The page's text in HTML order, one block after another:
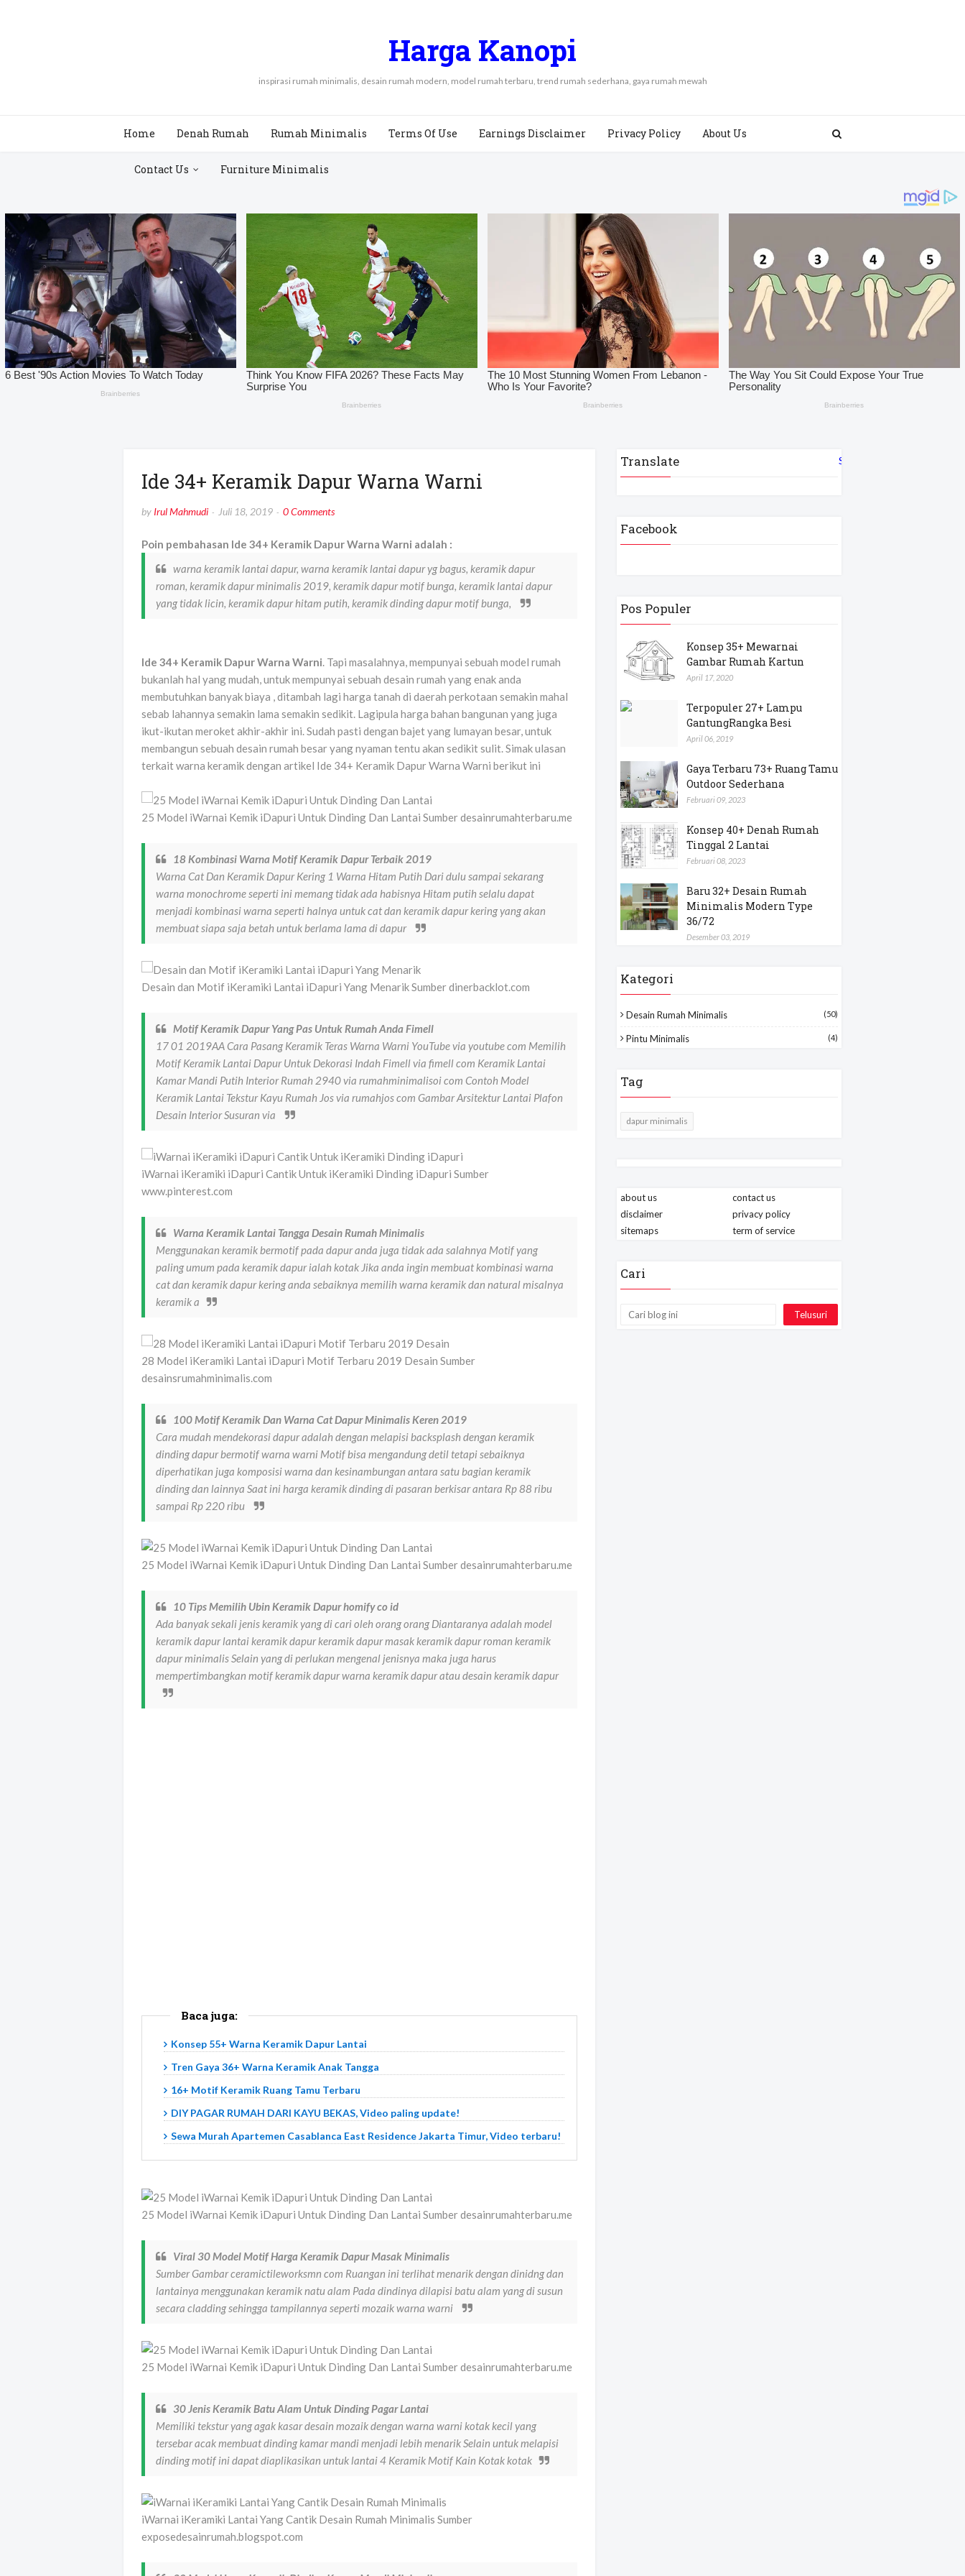
Harga Kanopi
inspirasi rumah minimalis, desain rumah modern, model rumah terbaru, trend rumah sederhana, gaya rumah mewah
Home Denah Rumah Rumah Minimalis Terms Of Use Earnings Disclaimer Privacy Policy About Us
Contact Us Furniture Minimalis
Ide 34+ Keramik Dapur Warna Warni
by Irul Mahmudi Juli 18, 2019 0 Comments
Poin pembahasan Ide 34+ Keramik Dapur Warna Warni adalah :
warna keramik lantai dapur, warna keramik lantai dapur yg bagus, keramik dapur
roman, keramik dapur minimalis 2019, keramik dapur motif bunga, keramik lantai dapur
yang tidak licin, keramik dapur hitam putih, keramik dinding dapur motif bunga,
Ide 34+ Keramik Dapur Warna Warni. Tapi masalahnya, mempunyai sebuah model rumah
bukanlah hal yang mudah, untuk mempunyai sebuah desain rumah yang enak anda
membutuhkan banyak biaya , ditambah lagi harga tanah di daerah perkotaan semakin mahal
sebab lahannya semakin lama semakin sedikit. Lagipula harga bahan bangunan yang juga
ikut-ikutan meroket akhir-akhir ini. Sudah pasti dengan bajet yang lumayan besar, untuk
membangun sebuah desain rumah besar yang nyaman tentu akan sedikit sulit. Simak ulasan
terkait warna keramik dengan artikel Ide 34+ Keramik Dapur Warna Warni berikut ini
25 Model iWarnai Kemik iDapuri Untuk Dinding Dan Lantai Sumber desainrumahterbaru.me
18 Kombinasi Warna Motif Keramik Dapur Terbaik 2019
Warna Cat Dan Keramik Dapur Kering 1 Warna Hitam Putih Dari dulu sampai sekarang
warna monochrome seperti ini memang tidak ada habisnya Hitam putih selalu dapat
menjadi kombinasi warna seperti halnya untuk cat dan keramik dapur kering yang akan
membuat siapa saja betah untuk berlama lama di dapur
Desain dan Motif iKeramiki Lantai iDapuri Yang Menarik Sumber dinerbacklot.com
Motif Keramik Dapur Yang Pas Untuk Rumah Anda Fimell
17 01 2019AA Cara Pasang Keramik Teras Warna Warni YouTube via youtube com Memilih
Motif Keramik Lantai Dapur Untuk Dekorasi Indah Fimell via fimell com Keramik Lantai
Kamar Mandi Putih Interior Rumah 2940 via rumahminimalisoi com Contoh Model
Keramik Lantai Tekstur Kayu Rumah Jos via rumahjos com Gambar Arsitektur Lantai Plafon
Desain Interior Susuran via
iWarnai iKeramiki iDapuri Cantik Untuk iKeramiki Dinding iDapuri Sumber
www.pinterest.com
Warna Keramik Lantai Tangga Desain Rumah Minimalis
Menggunakan keramik bermotif pada dapur anda juga tidak ada salahnya Motif yang
paling umum pada keramik dapur ialah kotak Jika anda ingin membuat kombinasi warna
cat dan keramik dapur kering anda sebaiknya memilih warna keramik dan natural misalnya
keramik a
28 Model iKeramiki Lantai iDapuri Motif Terbaru 2019 Desain Sumber
desainsrumahminimalis.com
100 Motif Keramik Dan Warna Cat Dapur Minimalis Keren 2019
Cara mudah mendekorasi dapur adalah dengan melapisi backsplash dengan keramik
dinding dapur bermotif warna warni Motif bisa mengandung detil tetapi sebaiknya
diperhatikan juga komposisi warna dan kesinambungan antara satu bagian keramik
dinding dan lainnya Saat ini harga keramik dinding di pasaran berkisar antara Rp 88 ribu
sampai Rp 220 ribu
25 Model iWarnai Kemik iDapuri Untuk Dinding Dan Lantai Sumber desainrumahterbaru.me
10 Tips Memilih Ubin Keramik Dapur homify co id
Ada banyak sekali jenis keramik yang di cari oleh orang orang Diantaranya adalah model
keramik dapur lantai keramik dapur keramik dapur masak keramik dapur roman keramik
dapur minimalis Selain yang di perlukan mengenal jenisnya maka juga harus
mempertimbangkan motif keramik dapur warna keramik dapur atau desain keramik dapur
Baca juga:
Konsep 55+ Warna Keramik Dapur Lantai
Tren Gaya 36+ Warna Keramik Anak Tangga
16+ Motif Keramik Ruang Tamu Terbaru
DIY PAGAR RUMAH DARI KAYU BEKAS, Video paling update!
Sewa Murah Apartemen Casablanca East Residence Jakarta Timur, Video terbaru!
25 Model iWarnai Kemik iDapuri Untuk Dinding Dan Lantai Sumber desainrumahterbaru.me
Viral 30 Model Motif Harga Keramik Dapur Masak Minimalis
Sumber Gambar ceramictileworksmn com Ruangan ini terlihat menarik dengan dinidng dan
lantainya menggunakan keramik natu alam Pada dindinya dilapisi batu alam yang di susun
secara cladding sehingga tampilannya seperti mozaik warna warni
25 Model iWarnai Kemik iDapuri Untuk Dinding Dan Lantai Sumber desainrumahterbaru.me
30 Jenis Keramik Batu Alam Untuk Dinding Pagar Lantai
Memiliki tekstur yang agak kasar desain mozaik dengan warna warni kotak kecil yang
tersebar acak membuat dinding kamar mandi menjadi lebih menarik Selain untuk melapisi
dinding motif ini dapat diaplikasikan untuk lantai 4 Keramik Motif Kain Kotak kotak
iWarnai iKeramiki Lantai Yang Cantik Desain Rumah Minimalis Sumber
exposedesainrumah.blogspot.com
Translate Select Language
Facebook
Pos Populer
Konsep 35+ Mewarnai
Gambar Rumah Kartun
April 17, 2020
Terpopuler 27+ Lampu
GantungRangka Besi
April 06, 2019
Gaya Terbaru 73+ Ruang Tamu
Outdoor Sederhana
Februari 09, 2023
Konsep 40+ Denah Rumah
Tinggal 2 Lantai
Februari 08, 2023
Baru 32+ Desain Rumah
Minimalis Modern Type
36/72
Desember 03, 2019
Kategori
Desain Rumah Minimalis (50)
Pintu Minimalis (4)
Tag
dapur minimalis
about us
contact us
disclaimer
privacy policy
sitemaps
term of service
Cari